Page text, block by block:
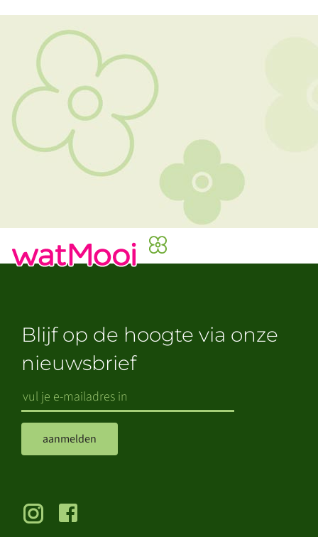
Blijf op de hoogte via onze
nieuwsbrief
aanmelden